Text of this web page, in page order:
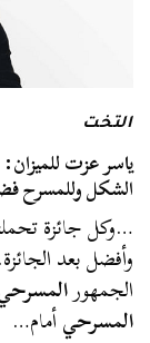
التخت
ياسر عزت للميزان:
الشكل وللمسرح
…وكل جائزة
وأفضل بعد
الجمهور
المسرحيأمام…